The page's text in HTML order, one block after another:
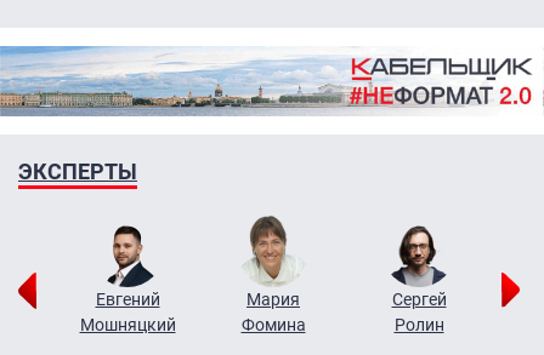
ЭКСПЕРТЫ
Евгений
Мошняцкий
Мария
Фомина
Сергей
Ролин